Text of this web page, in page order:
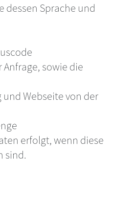
dessen Sprache und
sowie die
Webseite von der
erfolgt, wenn diese
sind.